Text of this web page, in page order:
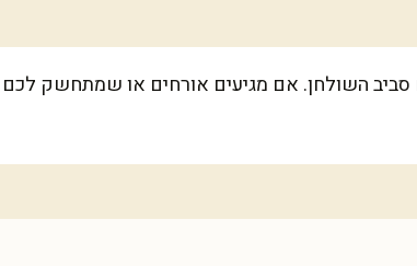
את כולם סביב השולחן. אם מגיעים אורחים או